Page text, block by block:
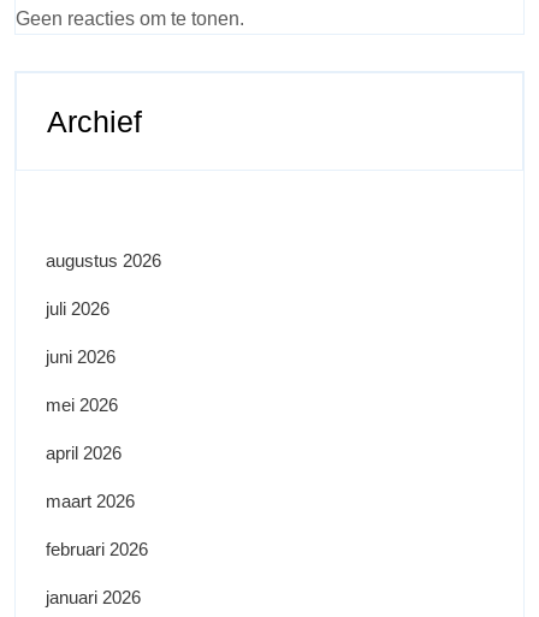
Geen reacties om te tonen.
Archief
augustus 2026
juli 2026
juni 2026
mei 2026
april 2026
maart 2026
februari 2026
januari 2026